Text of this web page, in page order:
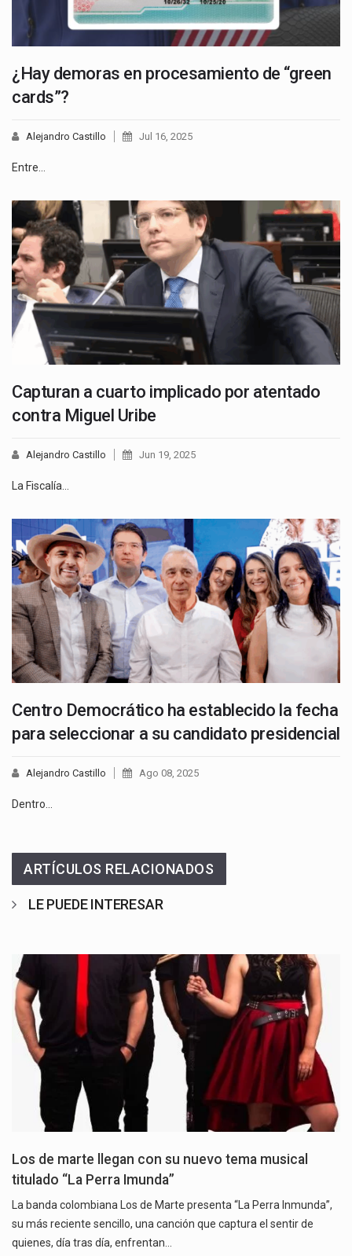
¿Hay demoras en procesamiento de “green
cards”?
Alejandro Castillo Jul 16, 2025
Entre…
Capturan a cuarto implicado por atentado
contra Miguel Uribe
Alejandro Castillo Jun 19, 2025
La Fiscalía…
Centro Democrático ha establecido la fecha
para seleccionar a su candidato presidencial
Alejandro Castillo Ago 08, 2025
Dentro…
ARTÍCULOS RELACIONADOS
LE PUEDE INTERESAR
Los de marte llegan con su nuevo tema musical
titulado “La Perra Imunda”
La banda colombiana Los de Marte presenta “La Perra Inmunda”,
su más reciente sencillo, una canción que captura el sentir de
quienes, día tras día, enfrentan…